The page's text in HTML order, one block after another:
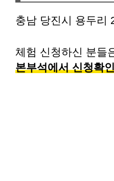
충남 당진시 용두리
체험 신청하신 분들
본부석에서 신청확